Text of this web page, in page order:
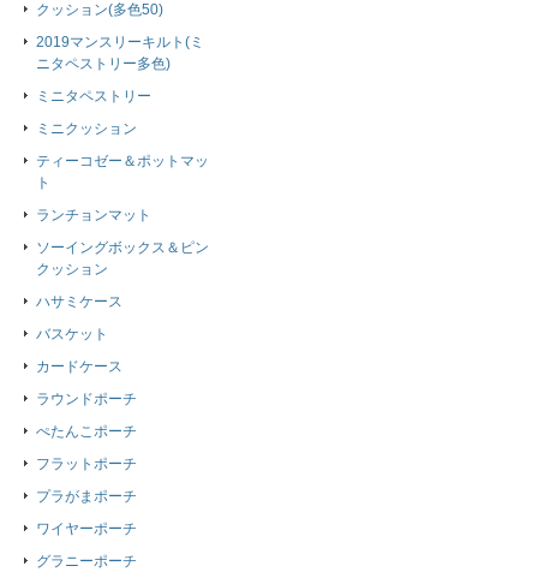
クッション(多色50)
2019マンスリーキルト(ミ
ニタペストリー多色)
ミニタペストリー
ミニクッション
ティーコゼー＆ポットマッ
ト
ランチョンマット
ソーイングボックス＆ピン
クッション
ハサミケース
バスケット
カードケース
ラウンドポーチ
ぺたんこポーチ
フラットポーチ
プラがまポーチ
ワイヤーポーチ
グラニーポーチ